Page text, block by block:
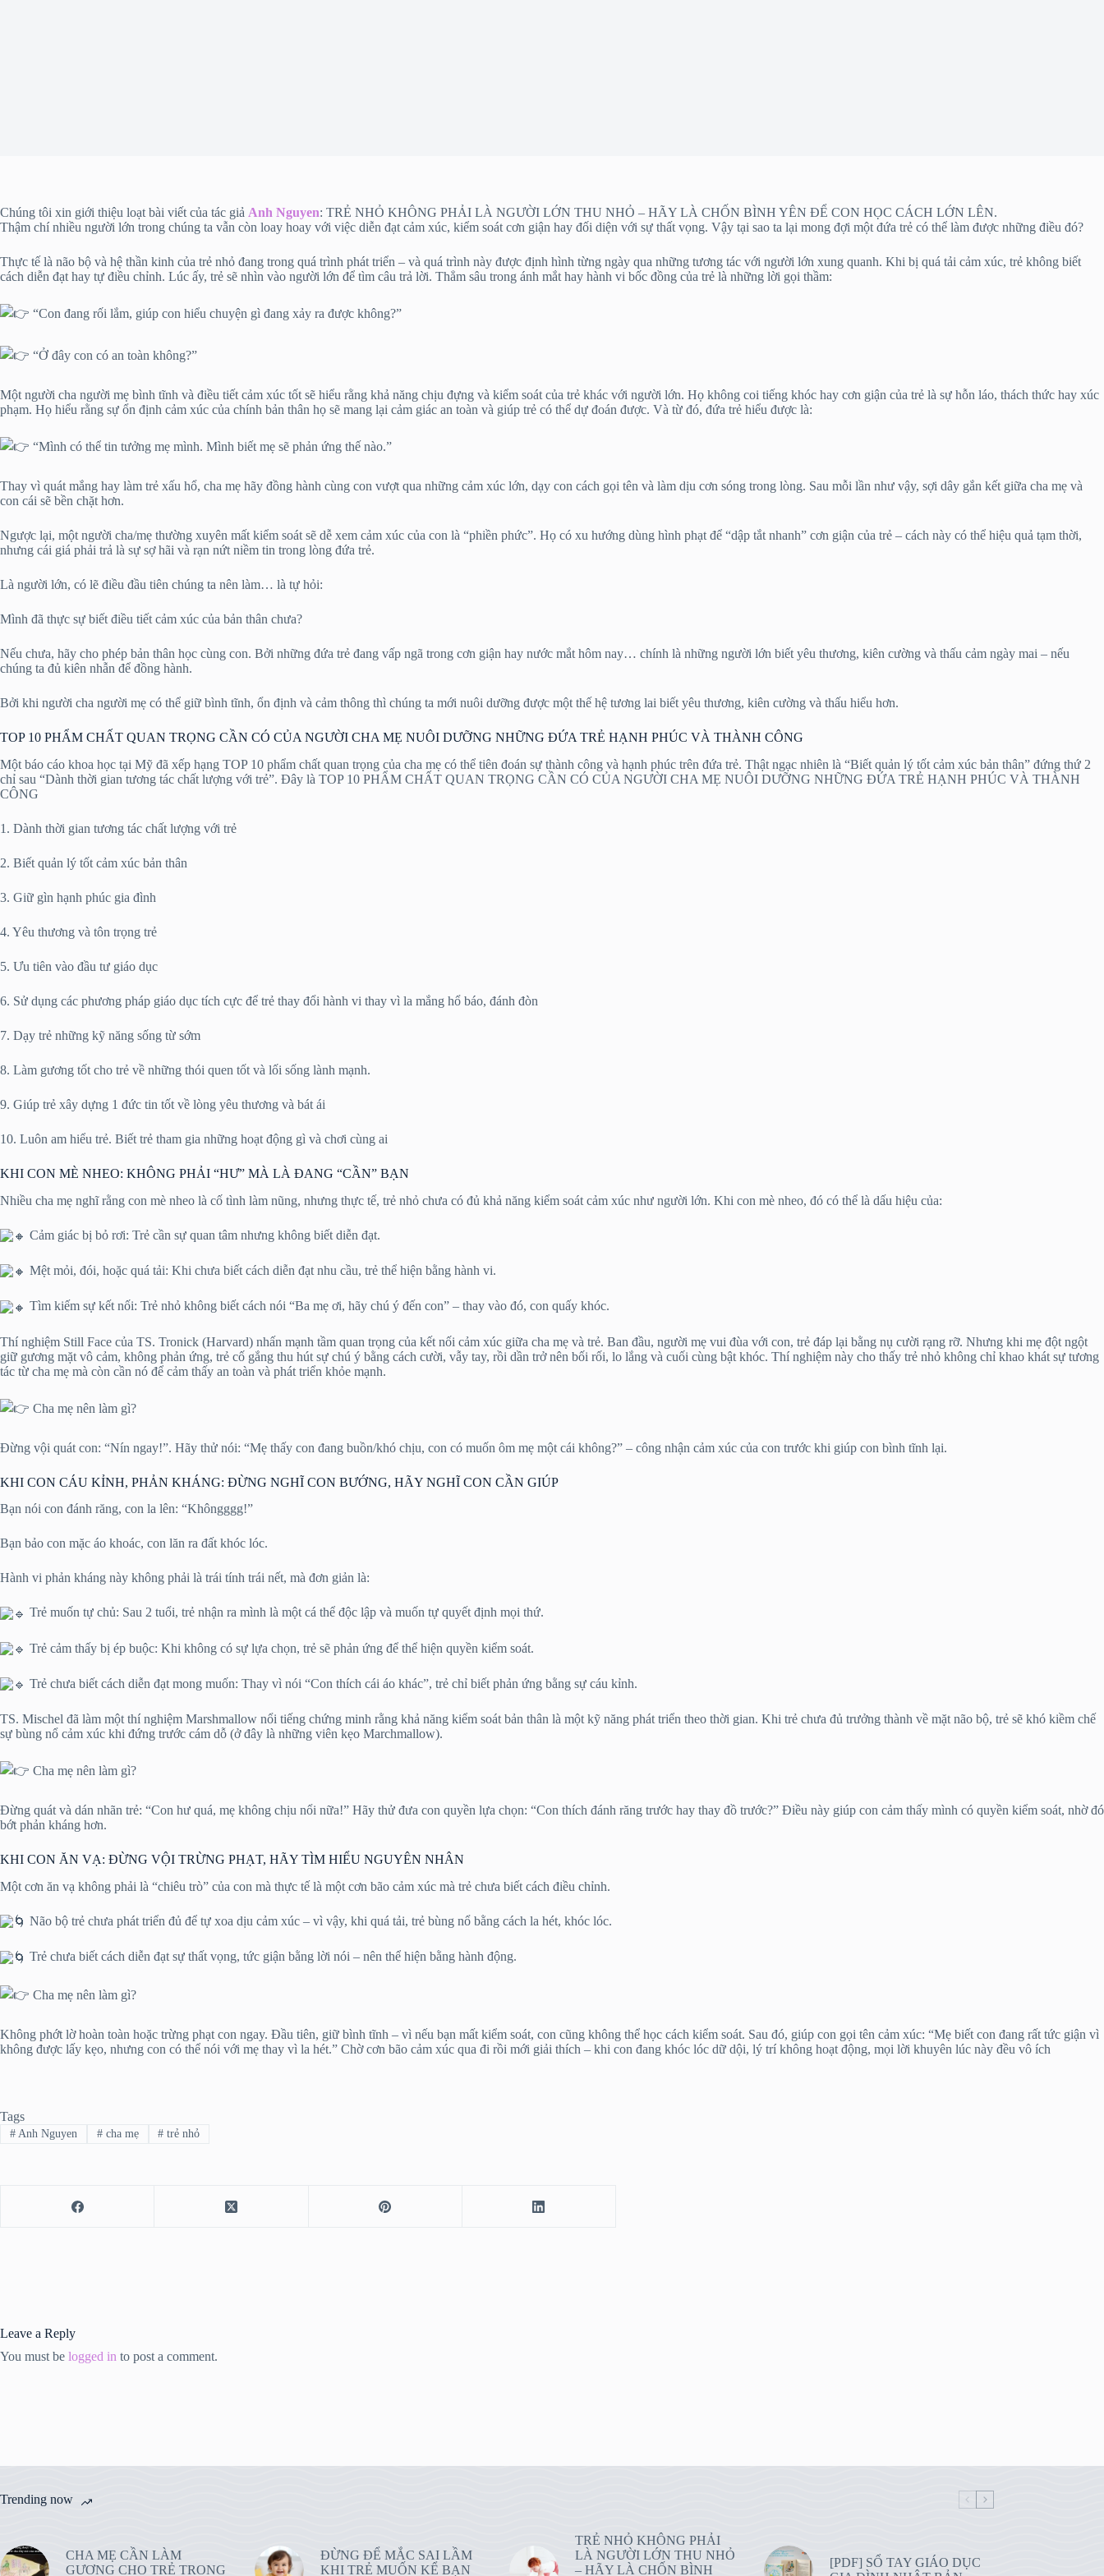
Chúng tôi xin giới thiệu loạt bài viết của tác giả Anh Nguyen: TRẺ NHỎ KHÔNG PHẢI LÀ NGƯỜI LỚN THU NHỎ – HÃY LÀ CHỐN BÌNH YÊN ĐỂ CON HỌC CÁCH LỚN LÊN.
Thậm chí nhiều người lớn trong chúng ta vẫn còn loay hoay với việc diễn đạt cảm xúc, kiểm soát cơn giận hay đối diện với sự thất vọng. Vậy tại sao ta lại mong đợi một đứa trẻ có thể làm được những điều đó?
Thực tế là não bộ và hệ thần kinh của trẻ nhỏ đang trong quá trình phát triển – và quá trình này được định hình từng ngày qua những tương tác với người lớn xung quanh. Khi bị quá tải cảm xúc, trẻ không biết
cách diễn đạt hay tự điều chỉnh. Lúc ấy, trẻ sẽ nhìn vào người lớn để tìm câu trả lời. Thẳm sâu trong ánh mắt hay hành vi bốc đồng của trẻ là những lời gọi thầm:
“Con đang rối lắm, giúp con hiểu chuyện gì đang xảy ra được không?”
“Ở đây con có an toàn không?”
Một người cha người mẹ bình tĩnh và điều tiết cảm xúc tốt sẽ hiểu rằng khả năng chịu đựng và kiểm soát của trẻ khác với người lớn. Họ không coi tiếng khóc hay cơn giận của trẻ là sự hỗn láo, thách thức hay xúc
phạm. Họ hiểu rằng sự ổn định cảm xúc của chính bản thân họ sẽ mang lại cảm giác an toàn và giúp trẻ có thể dự đoán được. Và từ đó, đứa trẻ hiểu được là:
“Mình có thể tin tưởng mẹ mình. Mình biết mẹ sẽ phản ứng thế nào.”
Thay vì quát mắng hay làm trẻ xấu hổ, cha mẹ hãy đồng hành cùng con vượt qua những cảm xúc lớn, dạy con cách gọi tên và làm dịu cơn sóng trong lòng. Sau mỗi lần như vậy, sợi dây gắn kết giữa cha mẹ và
con cái sẽ bền chặt hơn.
Ngược lại, một người cha/mẹ thường xuyên mất kiểm soát sẽ dễ xem cảm xúc của con là “phiền phức”. Họ có xu hướng dùng hình phạt để “dập tắt nhanh” cơn giận của trẻ – cách này có thể hiệu quả tạm thời,
nhưng cái giá phải trả là sự sợ hãi và rạn nứt niềm tin trong lòng đứa trẻ.
Là người lớn, có lẽ điều đầu tiên chúng ta nên làm… là tự hỏi:
Mình đã thực sự biết điều tiết cảm xúc của bản thân chưa?
Nếu chưa, hãy cho phép bản thân học cùng con. Bởi những đứa trẻ đang vấp ngã trong cơn giận hay nước mắt hôm nay… chính là những người lớn biết yêu thương, kiên cường và thấu cảm ngày mai – nếu
chúng ta đủ kiên nhẫn để đồng hành.
Bởi khi người cha người mẹ có thể giữ bình tĩnh, ổn định và cảm thông thì chúng ta mới nuôi dưỡng được một thế hệ tương lai biết yêu thương, kiên cường và thấu hiểu hơn.
TOP 10 PHẨM CHẤT QUAN TRỌNG CẦN CÓ CỦA NGƯỜI CHA MẸ NUÔI DƯỠNG NHỮNG ĐỨA TRẺ HẠNH PHÚC VÀ THÀNH CÔNG
Một báo cáo khoa học tại Mỹ đã xếp hạng TOP 10 phẩm chất quan trọng của cha mẹ có thể tiên đoán sự thành công và hạnh phúc trên đứa trẻ. Thật ngạc nhiên là “Biết quản lý tốt cảm xúc bản thân” đứng thứ 2
chỉ sau “Dành thời gian tương tác chất lượng với trẻ”. Đây là TOP 10 PHẨM CHẤT QUAN TRỌNG CẦN CÓ CỦA NGƯỜI CHA MẸ NUÔI DƯỠNG NHỮNG ĐỨA TRẺ HẠNH PHÚC VÀ THÀNH
CÔNG
1. Dành thời gian tương tác chất lượng với trẻ
2. Biết quản lý tốt cảm xúc bản thân
3. Giữ gìn hạnh phúc gia đình
4. Yêu thương và tôn trọng trẻ
5. Ưu tiên vào đầu tư giáo dục
6. Sử dụng các phương pháp giáo dục tích cực để trẻ thay đổi hành vi thay vì la mắng hổ báo, đánh đòn
7. Dạy trẻ những kỹ năng sống từ sớm
8. Làm gương tốt cho trẻ về những thói quen tốt và lối sống lành mạnh.
9. Giúp trẻ xây dựng 1 đức tin tốt về lòng yêu thương và bát ái
10. Luôn am hiểu trẻ. Biết trẻ tham gia những hoạt động gì và chơi cùng ai
KHI CON MÈ NHEO: KHÔNG PHẢI “HƯ” MÀ LÀ ĐANG “CẦN” BẠN
Nhiều cha mẹ nghĩ rằng con mè nheo là cố tình làm nũng, nhưng thực tế, trẻ nhỏ chưa có đủ khả năng kiểm soát cảm xúc như người lớn. Khi con mè nheo, đó có thể là dấu hiệu của:
Cảm giác bị bỏ rơi: Trẻ cần sự quan tâm nhưng không biết diễn đạt.
Mệt mỏi, đói, hoặc quá tải: Khi chưa biết cách diễn đạt nhu cầu, trẻ thể hiện bằng hành vi.
Tìm kiếm sự kết nối: Trẻ nhỏ không biết cách nói “Ba mẹ ơi, hãy chú ý đến con” – thay vào đó, con quấy khóc.
Thí nghiệm Still Face của TS. Tronick (Harvard) nhấn mạnh tầm quan trọng của kết nối cảm xúc giữa cha mẹ và trẻ. Ban đầu, người mẹ vui đùa với con, trẻ đáp lại bằng nụ cười rạng rỡ. Nhưng khi mẹ đột ngột
giữ gương mặt vô cảm, không phản ứng, trẻ cố gắng thu hút sự chú ý bằng cách cười, vẫy tay, rồi dần trở nên bối rối, lo lắng và cuối cùng bật khóc. Thí nghiệm này cho thấy trẻ nhỏ không chỉ khao khát sự tương
tác từ cha mẹ mà còn cần nó để cảm thấy an toàn và phát triển khỏe mạnh.
Cha mẹ nên làm gì?
Đừng vội quát con: “Nín ngay!”. Hãy thử nói: “Mẹ thấy con đang buồn/khó chịu, con có muốn ôm mẹ một cái không?” – công nhận cảm xúc của con trước khi giúp con bình tĩnh lại.
KHI CON CÁU KỈNH, PHẢN KHÁNG: ĐỪNG NGHĨ CON BƯỚNG, HÃY NGHĨ CON CẦN GIÚP
Bạn nói con đánh răng, con la lên: “Khôngggg!”
Bạn bảo con mặc áo khoác, con lăn ra đất khóc lóc.
Hành vi phản kháng này không phải là trái tính trái nết, mà đơn giản là:
Trẻ muốn tự chủ: Sau 2 tuổi, trẻ nhận ra mình là một cá thể độc lập và muốn tự quyết định mọi thứ.
Trẻ cảm thấy bị ép buộc: Khi không có sự lựa chọn, trẻ sẽ phản ứng để thể hiện quyền kiểm soát.
Trẻ chưa biết cách diễn đạt mong muốn: Thay vì nói “Con thích cái áo khác”, trẻ chỉ biết phản ứng bằng sự cáu kỉnh.
TS. Mischel đã làm một thí nghiệm Marshmallow nổi tiếng chứng minh rằng khả năng kiểm soát bản thân là một kỹ năng phát triển theo thời gian. Khi trẻ chưa đủ trưởng thành về mặt não bộ, trẻ sẽ khó kiềm chế
sự bùng nổ cảm xúc khi đứng trước cám dỗ (ở đây là những viên kẹo Marchmallow).
Cha mẹ nên làm gì?
Đừng quát và dán nhãn trẻ: “Con hư quá, mẹ không chịu nổi nữa!” Hãy thử đưa con quyền lựa chọn: “Con thích đánh răng trước hay thay đồ trước?” Điều này giúp con cảm thấy mình có quyền kiểm soát, nhờ đó
bớt phản kháng hơn.
KHI CON ĂN VẠ: ĐỪNG VỘI TRỪNG PHẠT, HÃY TÌM HIỂU NGUYÊN NHÂN
Một cơn ăn vạ không phải là “chiêu trò” của con mà thực tế là một cơn bão cảm xúc mà trẻ chưa biết cách điều chỉnh.
Não bộ trẻ chưa phát triển đủ để tự xoa dịu cảm xúc – vì vậy, khi quá tải, trẻ bùng nổ bằng cách la hét, khóc lóc.
Trẻ chưa biết cách diễn đạt sự thất vọng, tức giận bằng lời nói – nên thể hiện bằng hành động.
Cha mẹ nên làm gì?
Không phớt lờ hoàn toàn hoặc trừng phạt con ngay. Đầu tiên, giữ bình tĩnh – vì nếu bạn mất kiểm soát, con cũng không thể học cách kiểm soát. Sau đó, giúp con gọi tên cảm xúc: “Mẹ biết con đang rất tức giận vì
không được lấy kẹo, nhưng con có thể nói với mẹ thay vì la hét.” Chờ cơn bão cảm xúc qua đi rồi mới giải thích – khi con đang khóc lóc dữ dội, lý trí không hoạt động, mọi lời khuyên lúc này đều vô ích
Tags
#Anh Nguyen #cha mẹ # trẻ nhỏ
Leave a Reply
You must be logged in to post a comment.
Trending now
CHA MẸ CẦN LÀM
GƯƠNG CHO TRẺ TRONG
ĐỪNG ĐỂ MẮC SAI LẦM
KHI TRẺ MUỐN KỂ BẠN
TRẺ NHỎ KHÔNG PHẢI
LÀ NGƯỜI LỚN THU NHỎ
– HÃY LÀ CHỐN BÌNH
[PDF] SỔ TAY GIÁO DỤC